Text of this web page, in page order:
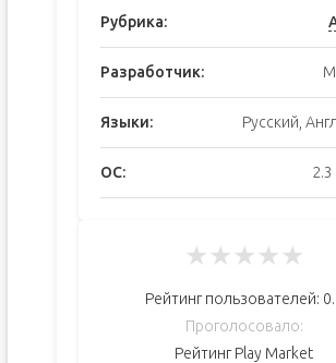
Рубрика:
Разработчик:
Языки: Русский,
ОС:
★★★★★
Рейтинг пользователей:
Проголосовало:
Рейтинг Play Market